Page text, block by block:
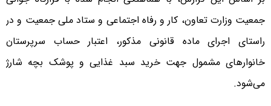
جمعیت وزارت تعاون، کار و رفاه اجتماعی و ستاد ملی جمعیت و در
راستای اجرای ماده قانونی مذکور، اعتبار حساب سرپرستان
خانوارهای مشمول جهت خرید سبد غذایی و پوشک بچه شارژ
می‌شود.